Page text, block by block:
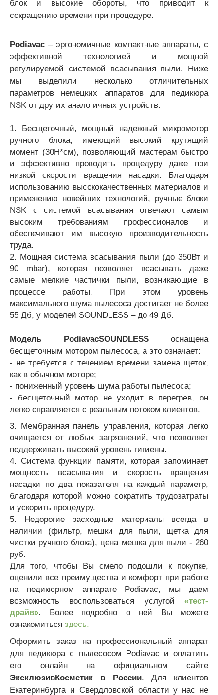
блок и высокие обороты, что приводит к
сокращению времени при процедуре.
Podiavac– эргономичные компактные аппараты, с
эффективной технологией и мощной
регулируемой системой всасывания пыли. Ниже
мы выделили несколько отличительных
параметров немецких аппаратов для педикюра
NSK от других аналогичных устройств.
1. Бесщеточный, мощный надежный микромотор
ручного блока, имеющий высокий крутящий
момент (30H*см), позволяющий мастерам быстро
и эффективно проводить процедуру даже при
низкой скорости вращения насадки. Благодаря
использованию высококачественных материалов и
применению новейших технологий, ручные блоки
NSK с системой всасывания отвечают самым
высоким требованиям профессионалов и
обеспечивают им высокую производительность
труда.
2. Мощная система всасывания пыли (до 350Вт и
90 mbar), которая позволяет всасывать даже
самые мелкие частички пыли, возникающие в
процессе работы. При этом уровень
максимального шума пылесоса достигает не более
55 Дб, у моделей SOUNDLESS – до 49 Дб.
Модель PodiavacSOUNDLESSоснащена
бесщеточным мотором пылесоса, а это означает:
- не требуется с течением времени замена щеток,
как в обычном моторе;
- пониженный уровень шума работы пылесоса;
- бесщеточный мотор не уходит в перегрев, он
легко справляется с реальным потоком клиентов.
3. Мембранная панель управления, которая легко
очищается от любых загрязнений, что позволяет
поддерживать высокий уровень гигиены.
4. Система функции памяти, которая запоминает
мощность всасывания и скорость вращения
насадки по два показателя на каждый параметр,
благодаря которой можно сократить трудозатраты
и ускорить процедуру.
5. Недорогие расходные материалы всегда в
наличии (фильтр, мешки для пыли, щетка для
чистки ручного блока), цена мешка для пыли - 260
руб.
Для того, чтобы Вы смело подошли к покупке,
оценили все преимущества и комфорт при работе
на педикюрном аппарате Podiavac, мы даем
возможность воспользоваться услугой «тест-
драйв». Более подробно о ней Вы можете
ознакомиться здесь.
Оформить заказ на профессиональный аппарат
для педикюра с пылесосом Podiavac и оплатить
его онлайн на официальном сайте
ЭксклюзивКосметик в России. Для клиентов
Екатеринбурга и Свердловской области у нас не